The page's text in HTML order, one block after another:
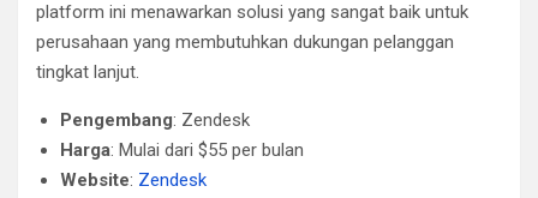
platform ini menawarkan solusi yang sangat baik untuk
perusahaan yang membutuhkan dukungan pelanggan
tingkat lanjut.
Pengembang: Zendesk
Harga: Mulai dari $55 per bulan
Website: Zendesk